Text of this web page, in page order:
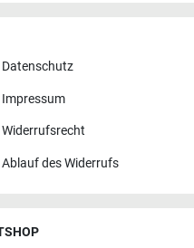
Datenschutz
Impressum
Widerrufsrecht
Ablauf des Widerrufs